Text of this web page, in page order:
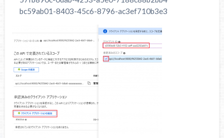
bc59ab01-8403-45c6-8796-ac3ef710b3e3